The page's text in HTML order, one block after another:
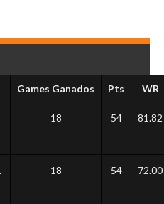
Games Ganados Pts WR
18 54 81.82
18 54 72.00